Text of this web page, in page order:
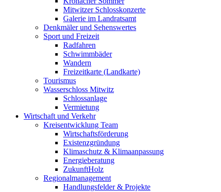
Mitwitzer Schlosskonzerte
Galerie im Landratsamt
Denkmäler und Sehenswertes
Sport und Freizeit
Radfahren
Schwimmbäder
Wandern
Freizeitkarte (Landkarte)
Tourismus
Wasserschloss Mitwitz
Schlossanlage
Vermietung
Wirtschaft und Verkehr
Kreisentwicklung Team
Wirtschaftsförderung
Existenzgründung
Klimaschutz & Klimaanpassung
Energieberatung
ZukunftHolz
Regionalmanagement
Handlungsfelder & Projekte